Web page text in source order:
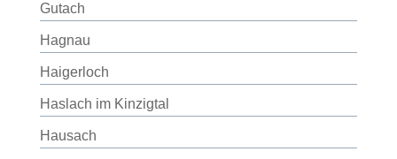
Gutach
Hagnau
Haigerloch
Haslach im Kinzigtal
Hausach